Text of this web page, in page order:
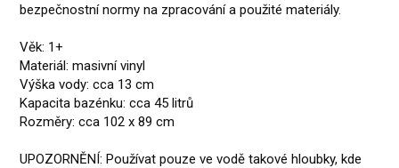
bezpečnostní normy na zpracování a použité materiály.
Věk: 1+
Materiál: masivní vinyl
Výška vody: cca 13 cm
Kapacita bazénku: cca 45 litrů
Rozměry: cca 102 x 89 cm
UPOZORNĚNÍ: Používat pouze ve vodě takové hloubky, kde